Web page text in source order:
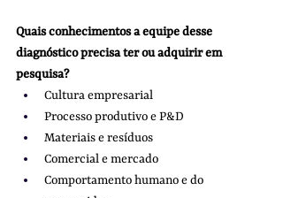
Quais conhecimentos a equipe desse
diagnóstico precisa ter ou adquirir em
pesquisa?
Cultura empresarial
Processo produtivo e P&D
Materiais e resíduos
Comercial e mercado
Comportamento humano e do